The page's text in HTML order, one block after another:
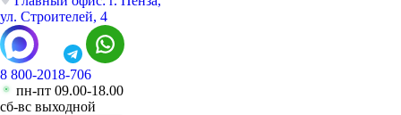
ул. Строителей, 4
8 800-2018-706
пн-пт 09.00-18.00
сб-вс выходной